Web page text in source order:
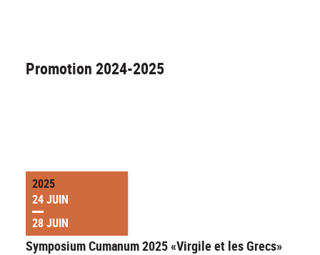
Promotion 2024-2025
2025
24 JUIN
28 JUIN
Symposium Cumanum 2025 «Virgile et les Grecs»